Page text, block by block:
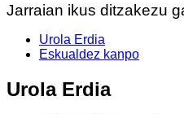
Jarraian ikus ditzakezu
Urola Erdia
Eskualdez kanpo
Urola Erdia